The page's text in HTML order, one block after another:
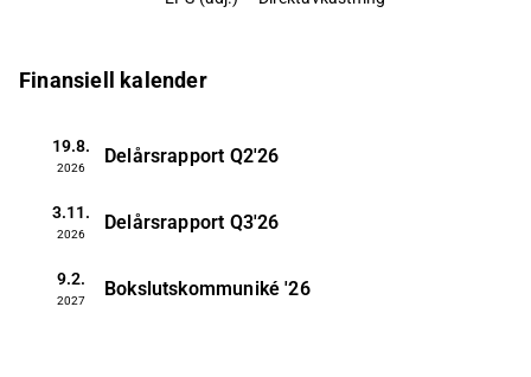
Finansiell kalender
19.8.
2026
Delårsrapport Q2'26
3.11.
2026
Delårsrapport Q3'26
9.2.
2027
Bokslutskommuniké '26